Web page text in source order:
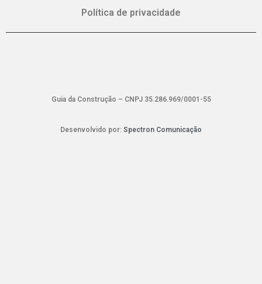
Política de privacidade
Guia da Construção – CNPJ 35.286.969/0001-55
Desenvolvido por: Spectron Comunicação